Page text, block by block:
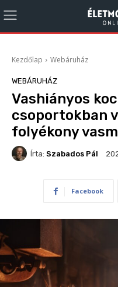
Kezdőlap Webáruház
WEBÁRUHÁZ
Vashiányos
csoportokban
folyékony
Írta: Szabados Pál
Facebook